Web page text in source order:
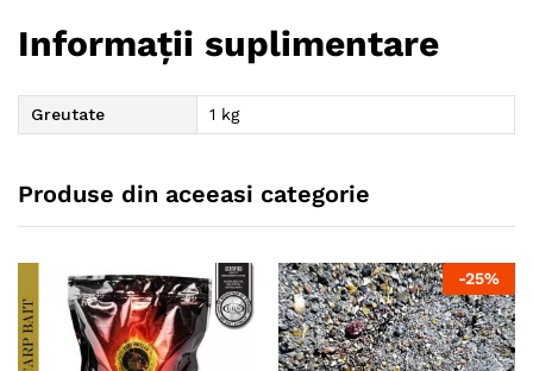
Informații suplimentare
Greutate 1 kg
Produse din aceeasi categorie
-25%